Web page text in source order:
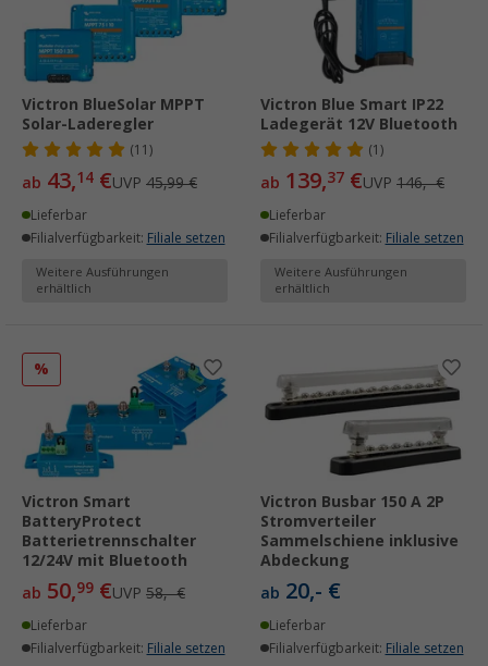
Victron BlueSolar MPPT
Solar-Laderegler
(11)
ab 43,14 €UVP 45,99 €
Lieferbar
Filialverfügbarkeit: Filiale setzen
Weitere Ausführungen
erhältlich
Victron Blue Smart IP22
Ladegerät 12V Bluetooth
(1)
ab 139,37 €UVP 146,- €
Lieferbar
Filialverfügbarkeit: Filiale setzen
Weitere Ausführungen
erhältlich
%
Victron Smart
BatteryProtect
Batterietrennschalter
12/24V mit Bluetooth
ab 50,99 €UVP 58,- €
Lieferbar
Filialverfügbarkeit: Filiale setzen
Victron Busbar 150 A 2P
Stromverteiler
Sammelschiene inklusive
Abdeckung
ab 20,- €
Lieferbar
Filialverfügbarkeit: Filiale setzen